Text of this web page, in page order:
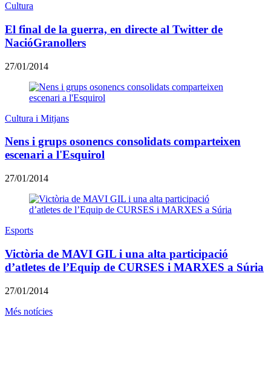
Cultura
El final de la guerra, en directe al Twitter de
NacióGranollers
27/01/2014
Cultura i Mitjans
Nens i grups osonencs consolidats comparteixen
escenari a l'Esquirol
27/01/2014
Esports
Victòria de MAVI GIL i una alta participació
d’atletes de l’Equip de CURSES i MARXES a Súria
27/01/2014
Més notícies